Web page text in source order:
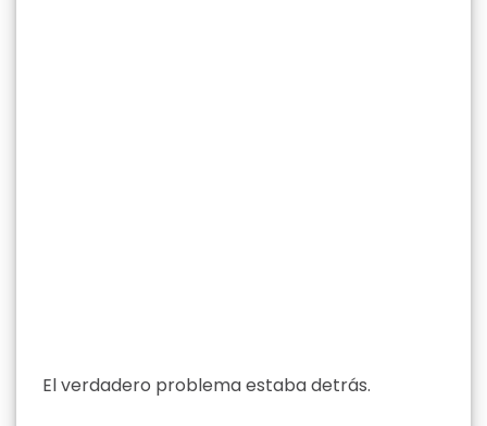
El verdadero problema estaba detrás.